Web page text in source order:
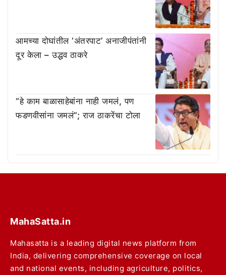
आमच्या दोघांतील ‘अंतरपाट’ अनाजीपंतांनी
दूर केला – उद्धव ठाकरे
“हे काम बाळासाहेबांना नाही जमलं, पण
फडणवीसांना जमलं”; राज ठाकरेंचा टोला
MahaSatta.in
Mahasatta is a leading digital news platform from
India, delivering comprehensive coverage on local
and national events, including agriculture, politics,